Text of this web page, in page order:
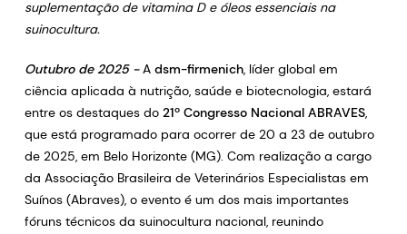
suplementação de vitamina D e óleos essenciais na
suinocultura.
Outubro de 2025 -A dsm-firmenich, líder global em
ciência aplicada à nutrição, saúde e biotecnologia, estará
entre os destaques do 21º Congresso Nacional ABRAVES,
que está programado para ocorrer de 20 a 23 de outubro
de 2025, em Belo Horizonte (MG). Com realização a cargo
da Associação Brasileira de Veterinários Especialistas em
Suínos (Abraves), o evento é um dos mais importantes
fóruns técnicos da suinocultura nacional, reunindo